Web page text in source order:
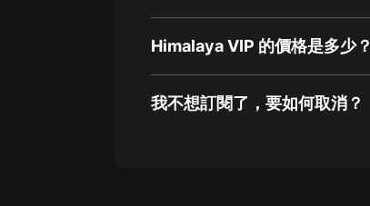
Himalaya VIP 的價格是多少？
我不想訂閱了，要如何取消？